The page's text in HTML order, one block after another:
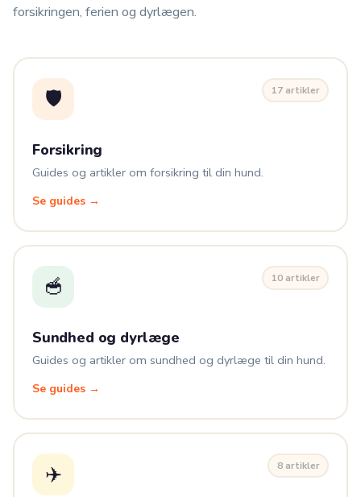
forsikringen, ferien og dyrlægen.
🛡️ 17 artikler
Forsikring
Guides og artikler om forsikring til din hund.
Se guides →
🥣 10 artikler
Sundhed og dyrlæge
Guides og artikler om sundhed og dyrlæge til din hund.
Se guides →
✈️ 8 artikler